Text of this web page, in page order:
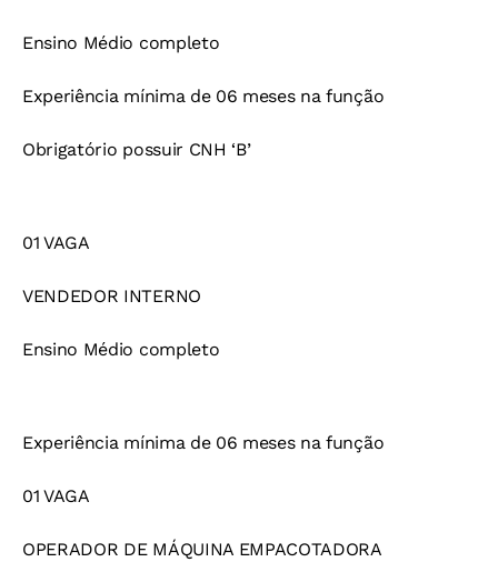
Ensino Médio completo
Experiência mínima de 06 meses na função
Obrigatório possuir CNH ‘B’
01 VAGA
VENDEDOR INTERNO
Ensino Médio completo
Experiência mínima de 06 meses na função
01 VAGA
OPERADOR DE MÁQUINA EMPACOTADORA